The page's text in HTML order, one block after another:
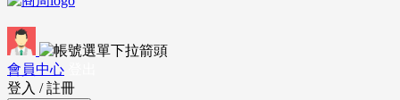
會員中心
登入 / 註冊